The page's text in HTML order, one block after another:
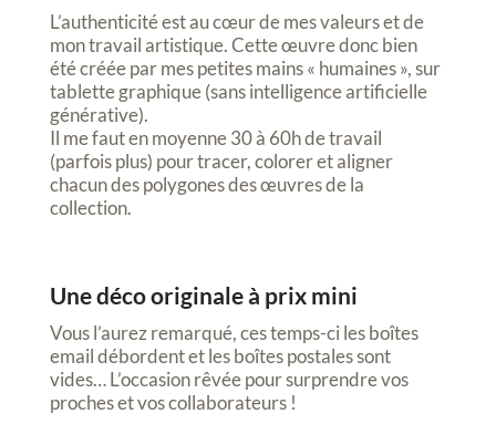
L’authenticité est au cœur de mes valeurs et de
mon travail artistique. Cette œuvre donc bien
été créée par mes petites mains « humaines », sur
tablette graphique (sans intelligence artificielle
générative).
Il me faut en moyenne 30 à 60h de travail
(parfois plus) pour tracer, colorer et aligner
chacun des polygones des œuvres de la
collection.
Une déco originale à prix mini
Vous l’aurez remarqué, ces temps-ci les boîtes
email débordent et les boîtes postales sont
vides… L’occasion rêvée pour surprendre vos
proches et vos collaborateurs !